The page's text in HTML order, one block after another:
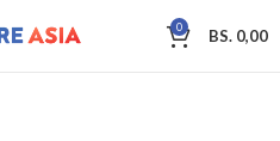
0 BS. 0,00